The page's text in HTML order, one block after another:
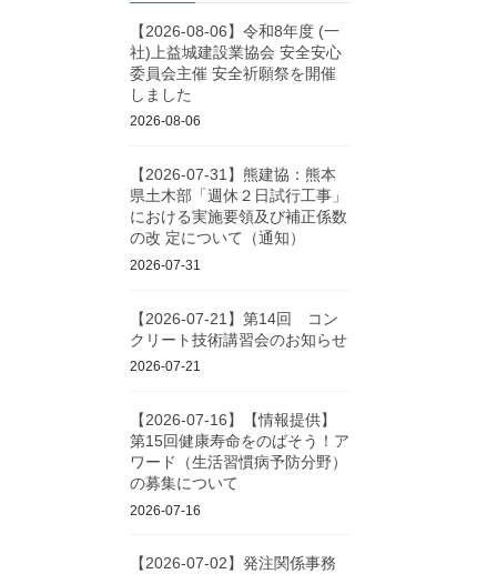
【2026-08-06】令和8年度 (一
社)上益城建設業協会 安全安心
委員会主催 安全祈願祭を開催
しました
2026-08-06
【2026-07-31】熊建協：熊本
県土木部「週休２日試行工事」
における実施要領及び補正係数
の改 定について（通知）
2026-07-31
【2026-07-21】第14回 コン
クリート技術講習会のお知らせ
2026-07-21
【2026-07-16】【情報提供】
第15回健康寿命をのばそう！ア
ワード（生活習慣病予防分野）
の募集について
2026-07-16
【2026-07-02】発注関係事務